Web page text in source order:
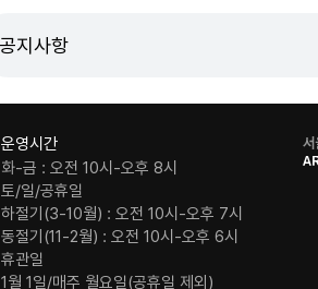
공지사항
운영시간
화-금 : 오전 10시-오후 8시
토/일/공휴일
하절기(3-10월) : 오전 10시-오후 7시
동절기(11-2월) : 오전 10시-오후 6시
휴관일
1월 1일/매주 월요일(공휴일 제외)
로
고